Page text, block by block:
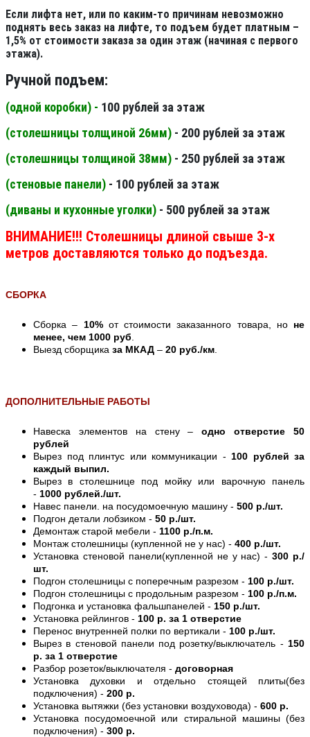
Если лифта нет, или по каким-то причинам невозможно
поднять весь заказ на лифте, то подъем будет платным –
1,5% от стоимости заказа за один этаж (начиная с первого
этажа).
Ручной подъем:
(одной коробки) - 100 рублей за этаж
(столешницы толщиной 26мм) - 200 рублей за этаж
(столешницы толщиной 38мм) - 250 рублей за этаж
(стеновые панели) - 100 рублей за этаж
(диваны и кухонные уголки) - 500 рублей за этаж
ВНИМАНИЕ!!! Столешницы длиной свыше 3-х
метров доставляются только до подъезда.
СБОРКА
Сборка – 10%от стоимости заказанного товара, но не
менее, чем 1000 руб
Выезд сборщика за МКАД – 20 руб./км
ДОПОЛНИТЕЛЬНЫЕ РАБОТЫ
Навеска элементов на стену –одно отверстие 50
рублей
Вырез под плинтус или коммуникации - 100 рублей за
каждый выпил.
Вырез в столешнице под мойку или варочную панель
- 1000 рублей./шт.
Навес панели. на посудомоечную машину - 500 р./шт.
Подгон детали лобзиком - 50 р./шт.
Демонтаж старой мебели - 1100 р./п.м.
Монтаж столешницы (купленной не у нас) - 400 р./шт.
Установка стеновой панели(купленной не у нас) -300 р./
шт.
Подгон столешницы с поперечным разрезом - 100 р./шт.
Подгон столешницы с продольным разрезом - 100 р./п.м.
Подгонка и установка фальшпанелей - 150 р./шт.
Установка рейлингов - 100 р. за 1 отверстие
Перенос внутренней полки по вертикали - 100 р./шт.
Вырез в стеновой панели под розетку/выключатель - 150
р. за 1 отверстие
Разбор розеток/выключателя - договорная
Установка духовки и отдельно стоящей плиты(без
подключения) - 200 р.
Установка вытяжки (без установки воздуховода) - 600 р.
Установка посудомоечной или стиральной машины (без
подключения) - 300 р.